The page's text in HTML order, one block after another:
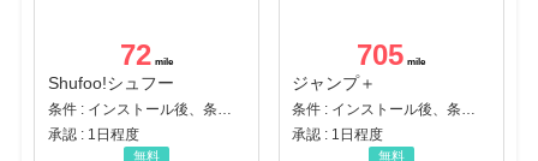
72
Shufoo!シュフー
条件 : インストール後、条件達成
承認 : 1日程度
無料
705
ジャンプ＋
条件 : インストール後、条件達成
承認 : 1日程度
無料